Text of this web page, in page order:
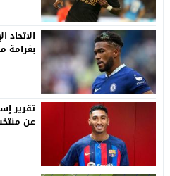
بغرامة
تقرير
عن